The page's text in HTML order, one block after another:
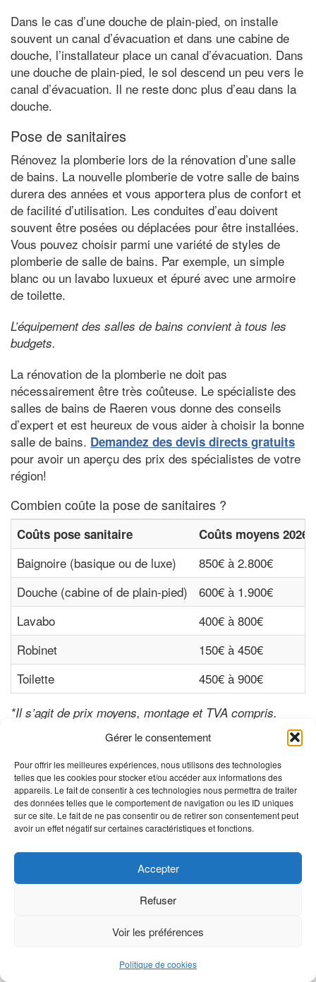
Gérer le consentement
Pour offrir les meilleures expériences, nous utilisons des technologies
telles que les cookies pour stocker et/ou accéder aux informations des
appareils. Le fait de consentir à ces technologies nous permettra de traiter
des données telles que le comportement de navigation ou les ID uniques
sur ce site. Le fait de ne pas consentir ou de retirer son consentement peut
avoir un effet négatif sur certaines caractéristiques et fonctions.
Accepter
Refuser
Voir les préférences
Politique de cookies
Dans le cas d’une douche de plain-pied, on installe
souvent un canal d’évacuation et dans une cabine de
douche, l’installateur place un canal d’évacuation. Dans
une douche de plain-pied, le sol descend un peu vers le
canal d’évacuation. Il ne reste donc plus d’eau dans la
douche.
Pose de sanitaires
Rénovez la plomberie lors de la rénovation d’une salle
de bains. La nouvelle plomberie de votre salle de bains
durera des années et vous apportera plus de confort et
de facilité d’utilisation. Les conduites d’eau doivent
souvent être posées ou déplacées pour être installées.
Vous pouvez choisir parmi une variété de styles de
plomberie de salle de bains. Par exemple, un simple
blanc ou un lavabo luxueux et épuré avec une armoire
de toilette.
L’équipement des salles de bains convient à tous les
budgets.
La rénovation de la plomberie ne doit pas
nécessairement être très coûteuse. Le spécialiste des
salles de bains de Raeren vous donne des conseils
d’expert et est heureux de vous aider à choisir la bonne
salle de bains. Demandez des devis directs gratuits
pour avoir un aperçu des prix des spécialistes de votre
région!
Combien coûte la pose de sanitaires ?
Coûts pose sanitaire Coûts moyens 2026*
Baignoire (basique ou de luxe)
850€ à 2.800€
Douche (cabine of de plain-pied)
600€ à 1.900€
Lavabo
400€ à 800€
Robinet
150€ à 450€
Toilette
450€ à 900€
*Il s’agit de prix moyens, montage et TVA compris.
Vous êtes curieux de connaître les coûts exacts ?
Demande de devis gratuits.
Naviguez directement vers:
1.Cabine de douche
Chauffage des salles de bains
Éclairage des salles de bains
Pose baignoire
Toilette suspendue